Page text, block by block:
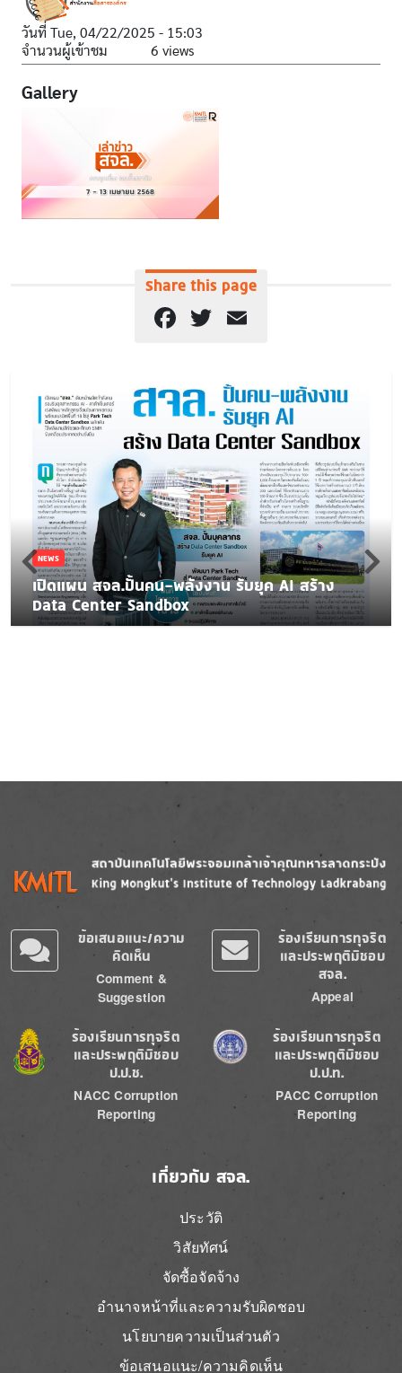
วันที่ Tue, 04/22/2025 - 15:03
จำนวนผู้เข้าชม
6 views
Gallery
Share this page
Facebook
Twitter
NEWS
เปิดแผน สจล.ปั้นคน-พลังงาน รับยุค AI สร้าง
Data Center Sandbox
Image
ข้อเสนอแนะ/ความ
คิดเห็น
Comment &
Suggestion
ร้องเรียนการทุจริต
และประพฤติมิชอบ
สจล.
Appeal
Image
ร้องเรียนการทุจริต
และประพฤติมิชอบ
ป.ป.ช.
NACC Corruption
Reporting
Image
ร้องเรียนการทุจริต
และประพฤติมิชอบ
ป.ป.ท.
PACC Corruption
Reporting
เกี่ยวกับ สจล.
ประวัติ
วิสัยทัศน์
จัดซื้อจัดจ้าง
อำนาจหน้าที่และความรับผิดชอบ
นโยบายความเป็นส่วนตัว
ข้อเสนอแนะ/ความคิดเห็น